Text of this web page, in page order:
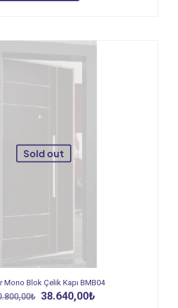
Sold out
Mono Blok Çelik Kapı BMB04
₺ Orijinal
38.640,00₺